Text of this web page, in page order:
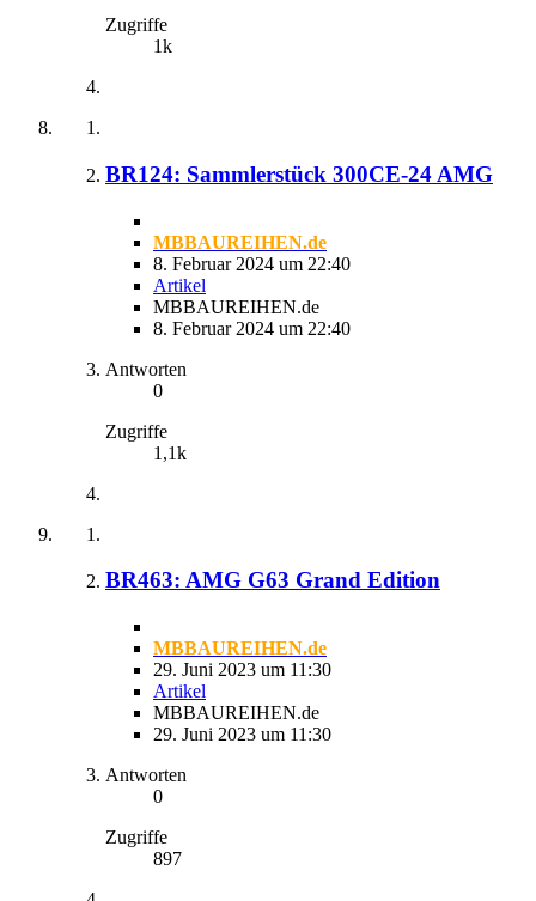
Zugriffe
1k
BR124: Sammlerstück 300CE-24 AMG
MBBAUREIHEN.de
8. Februar 2024 um 22:40
Artikel
MBBAUREIHEN.de
8. Februar 2024 um 22:40
Antworten
0
Zugriffe
1,1k
BR463: AMG G63 Grand Edition
MBBAUREIHEN.de
29. Juni 2023 um 11:30
Artikel
MBBAUREIHEN.de
29. Juni 2023 um 11:30
Antworten
0
Zugriffe
897